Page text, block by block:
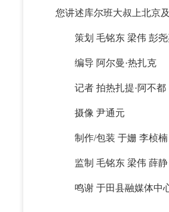
您讲述库尔班大叔上北京
策划 毛铭东 梁伟 彭尧
编导 阿尔曼·热扎克
记者 拍热扎提·阿不都
摄像 尹通元
制作/包装 于姗 李桢楠
监制 毛铭东 梁伟 薛静
鸣谢 于田县融媒体中